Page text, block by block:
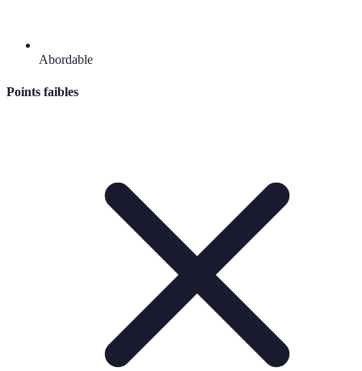
Abordable
Points faibles